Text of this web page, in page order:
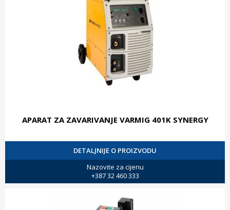
APARAT ZA ZAVARIVANJE VARMIG 401K SYNERGY
DETALJNIJE O PROIZVODU
Nazovite za cijenu
+387 32 460 333